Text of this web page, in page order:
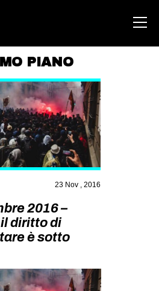
ABOUT
AREA
FREESTYLE
MSM
TSUNAMI
MILANO
PIANO
23 Nov , 2016
2016 –
diritto di
è sotto